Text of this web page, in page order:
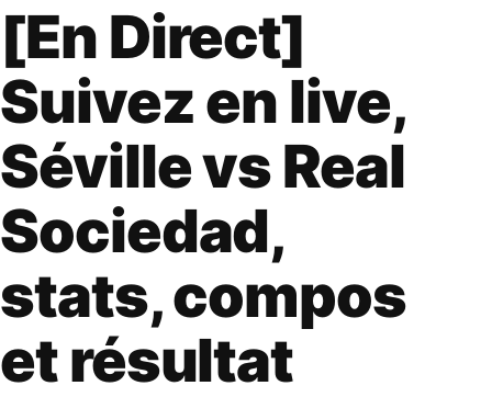
[En Direct]
Suivez en live,
Séville vs Real
Sociedad,
stats, compos
et résultat